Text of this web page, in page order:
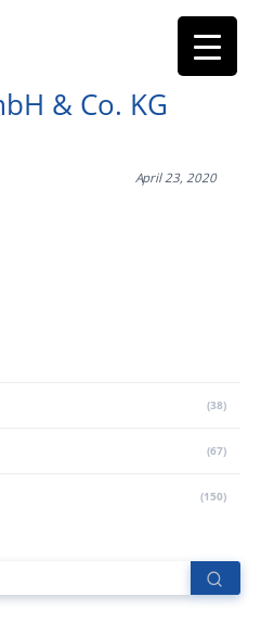
& Co. KG
April 23, 2020
(38)
(67)
(150)